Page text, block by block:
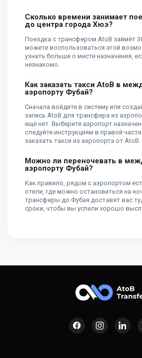
Сколько времени занимает
до центра города Хюэ?
Поездка с трансфером AtoB займёт
можете воспользоваться этой
узнать больше о месте назначения,
незнакомо.
Как заказать такси AtoB в
аэропорту Фубай?
Сначала войдите в систему или
запись AtoB для трансфера из
ещё нет. Выберите аэропорт
следуйте инструкциям в правой
заказать такси из аэропорта от AtoB.
Можно ли переночевать в
аэропорту Фубай?
Как правило, рядом с аэропортом
отели, где можно остановиться на
трансферы до Фубая доставят вас
сроки, чтобы вы успели хорошо